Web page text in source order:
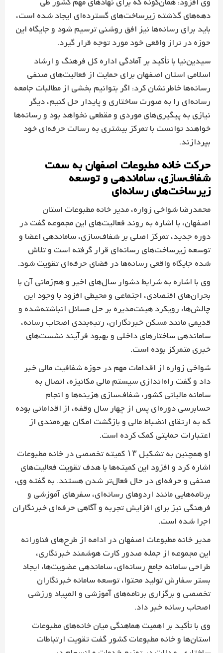
دهه‌های گذشته زیرساخت‌های گسترده‌ای ایجاد شده است،
باید برای رسانه‌ها نیز افق روشنی ترسیم شود و جایگاه این
حوزه در تراز واقعی خود مورد توجه قرار گیرد.
سیدین‌نیا با تأکید بر آمادگی اداره کل فرهنگ و ارشاد
اسلامی استان اصفهان برای حمایت از فعالیت‌های صنفی
رسانه‌ها خاطرنشان کرد: اگر بتوانیم بخشی از مطالبات جامعه
رسانه‌ای را به صورت ساختاری و پایدار حل کنیم، دیگر
نیازی به پیگیری‌های موردی و مقطعی نخواهد بود و رسانه‌ها
خواهند توانست با تمرکز بیشتری به رسالت حرفه‌ای خود
بپردازند.
حرکت خانه مطبوعات اصفهان به سمت
شفاف‌سازی، ساماندهی و توسعه
زیرساخت‌های رسانه‌ای
محمدرضا شواخی زواره، مدیر خانه مطبوعات استان
اصفهان، با اشاره به روند فعالیت‌های این مجموعه گفت در
دوره جدید، تمرکز اصلی بر شفاف‌سازی، ساماندهی اعضا و
توسعه زیرساخت‌های رسانه‌ای قرار گرفته است و تلاش
شده جایگاه واقعی رسانه‌ها در فضای حرفه‌ای تقویت شود.
وی با اشاره به شرایط دشوار سال‌های اخیر و هم‌زمانی آن با
بحران‌های اقتصادی، اجتماعی و محیطی افزود با وجود این
چالش‌ها، رویکرد هیئت‌مدیره بر حل مسائل انباشته‌شده و
قدیمی مانند مسکن خبرنگاران، رتبه‌بندی اصحاب رسانه،
ساماندهی ساختارهای داخلی و بهبود فرآیند نشست‌های
خبری متمرکز بوده است.
شواخی زواره از اقدامات مهم در حوزه شفافیت مالی خبر
داد و گفت راه‌اندازی سیستم مالی مکانیزه، اتصال به
سامانه مالیاتی کشور، شفاف‌سازی هزینه‌ها و انجام
حسابرسی دوره‌ای پس از چهار سال وقفه، از اقداماتی بوده
که به ارتقای انضباط مالی و بازگشت امکان بهره‌مندی از
اعتبارات حمایتی کمک کرده است.
او همچنین به تشکیل ۱۳ کمیته تخصصی در خانه مطبوعات
اشاره کرد و افزود این کمیته‌ها با هدف تقویت فعالیت‌های
صنفی و حرفه‌ای در حال فعال‌تر شدن هستند. به گفته وی،
برنامه‌هایی مانند اردوهای رسانه‌ای، سفرهای آموزشی و
فرهنگی نیز برای افزایش تجربه و آگاهی حرفه‌ای خبرنگاران
اجرا شده است.
مدیر خانه مطبوعات اصفهان در ادامه از طرح‌های فناورانه
این مجموعه از جمله صدور کارت هوشمند خبرنگاری،
طراحی سامانه جامع رسانه‌ای، ساماندهی عضویت‌ها، ایجاد
بستر سفارش تولید محتوا، توسعه سامانه خبرنگاران
تخصصی و برگزاری برنامه‌های آموزشی و المپیاد ورزشی
اصحاب رسانه خبر داد.
وی با تأکید بر اهمیت هماهنگی میان خانه‌های مطبوعات
استان‌ها و خانه مطبوعات کشور گفت تقویت ارتباطات